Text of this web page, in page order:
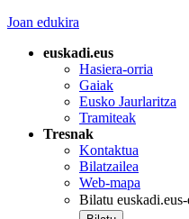
Joan edukira
euskadi.eus
Hasiera-orria
Gaiak
Eusko Jaurlaritza
Tramiteak
Tresnak
Kontaktua
Bilatzailea
Web-mapa
Bilatu euskadi.eus-